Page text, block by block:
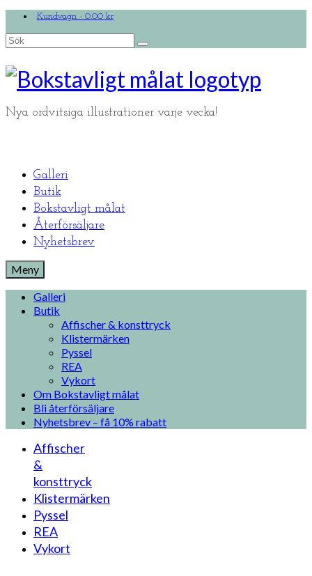
Kundvagn - 0.00 kr
Search
Nya ordvitsiga illustrationer varje vecka!
Galleri
Butik
Bokstavligt målat
Återförsäljare
Nyhetsbrev
Meny
Galleri
Butik
Affischer & konsttryck
Klistermärken
Pyssel
REA
Vykort
Om Bokstavligt målat
Bli återförsäljare
Nyhetsbrev – få 10% rabatt
Affischer
&
konsttryck
Klistermärken
Pyssel
REA
Vykort